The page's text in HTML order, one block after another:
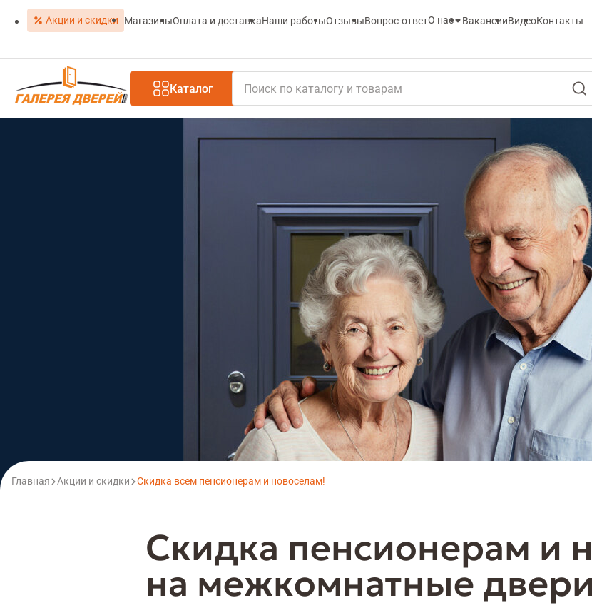
Акции и скидки МагазиныОплата и доставкаНаши работыОтзывыВопрос-ответО нас ВакансииВидеоКонтакты
Каталог
Главная Акции и скидки Скидка всем пенсионерам и новоселам!
Скидка пенсионерам и
на межкомнатные двери